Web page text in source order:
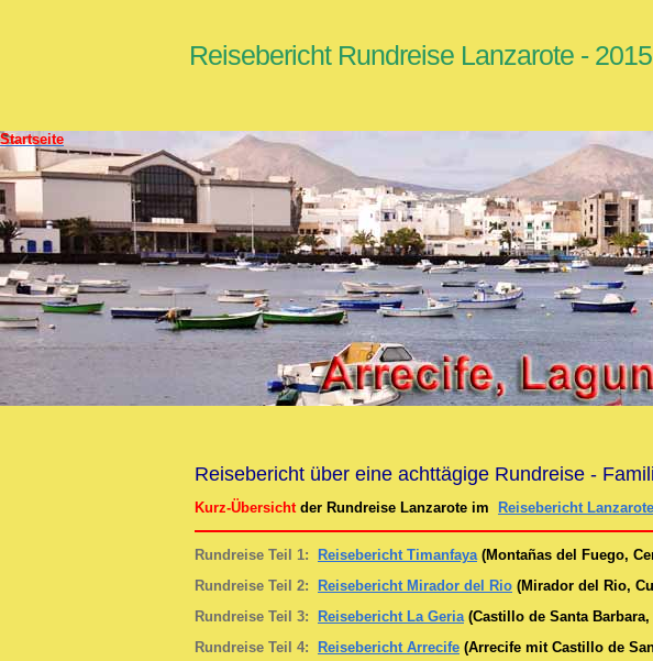
Reisebericht Rundreise Lanzarote -
Startseite
Reisebericht über eine achttägige Rundreise -
Kurz-Übersicht der Rundreise Lanzarote im Reisebericht Lanzarote
Rundreise Teil 1: Reisebericht Timanfaya(Montañas del Fuego,
Rundreise Teil 2:
Reisebericht Mirador del Rio (Mirador del Rio,
Rundreise Teil 3:
Reisebericht La Geria(Castillo de Santa
Rundreise Teil 4:
Reisebericht Arrecife (Arrecife mit Castillo de